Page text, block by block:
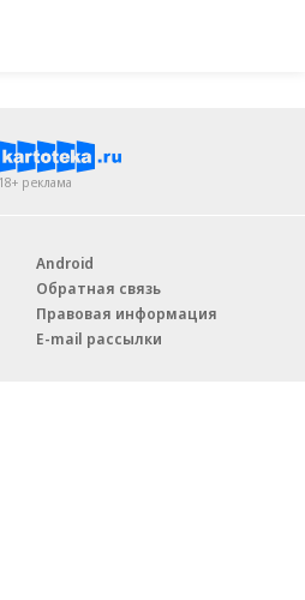
18+ реклама
Android
Обратная связь
Правовая информация
E-mail рассылки